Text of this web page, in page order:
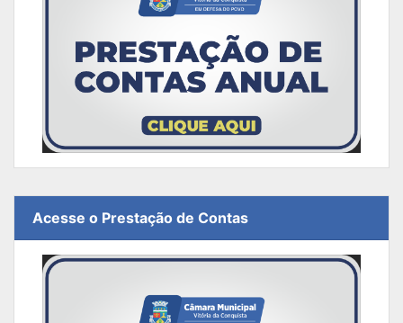
Acesse o Prestação de Contas